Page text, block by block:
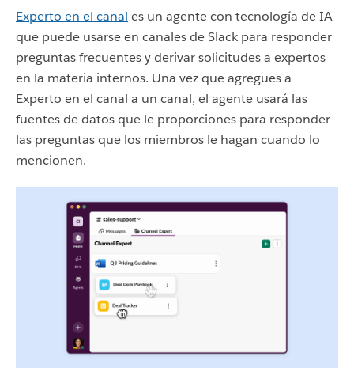
Experto en el canal es un agente con tecnología de IA
que puede usarse en canales de Slack para responder
preguntas frecuentes y derivar solicitudes a expertos
en la materia internos. Una vez que agregues a
Experto en el canal a un canal, el agente usará las
fuentes de datos que le proporciones para responder
las preguntas que los miembros le hagan cuando lo
mencionen.